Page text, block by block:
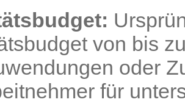
von bis
oder
für